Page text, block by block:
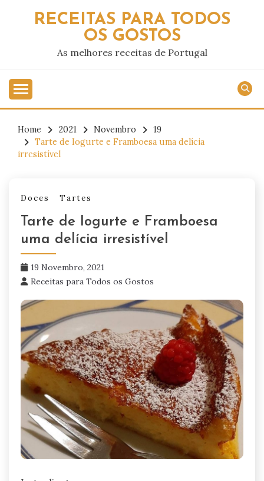
RECEITAS PARA TODOS
OS GOSTOS
As melhores receitas de Portugal
Home 2021 Novembro
19
Tarte de Iogurte e Framboesa uma delícia
irresistível
Doces Tartes
Tarte de Iogurte e Framboesa
uma delícia irresistível
19 Novembro, 2021
Receitas para Todos os Gostos